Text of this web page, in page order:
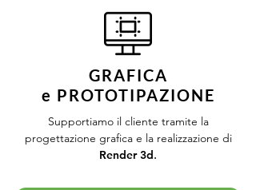
GRAFICA
e PROTOTIPAZIONE
Supportiamo il cliente tramite la
progettazione grafica e la realizzazione di
Render 3d.